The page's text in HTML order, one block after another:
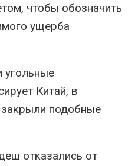
чтобы обозначить
ущерба
угольные
Китай, в
подобные
отказались от